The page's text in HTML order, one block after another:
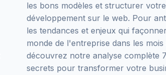
les bons modèles et structurer votre
développement sur le web. Pour
les tendances et enjeux qui
monde de l'entreprise dans les mois
découvrez notre analyse complète 7
secrets pour transformer votre